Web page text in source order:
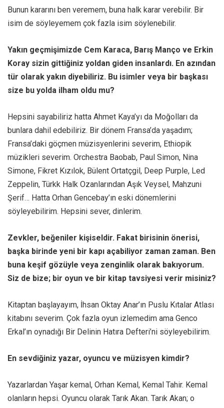
Bunun kararını ben veremem, buna halk karar verebilir. Bir
isim de söyleyemem çok fazla isim söylenebilir.
Yakın geçmişimizde Cem Karaca, Barış Manço ve Erkin
Koray sizin gittiğiniz yoldan giden insanlardı. En azından
tür olarak yakın diyebiliriz. Bu isimler veya bir başkası
size bu yolda ilham oldu mu?
Hepsini sayabiliriz hatta Ahmet Kaya’yı da Moğolları da
bunlara dahil edebiliriz. Bir dönem Fransa’da yaşadım;
Fransa’daki göçmen müzisyenlerini severim, Ethiopik
müzikleri severim. Orchestra Baobab, Paul Simon, Nina
Simone, Fikret Kızılok, Bülent Ortatçgil, Deep Purple, Led
Zeppelin, Türkk Halk Ozanlarından Aşık Veysel, Mahzuni
Şerif… Hatta Orhan Gencebay’ın eski dönemlerini
söyleyebilirim. Hepsini sever, dinlerim.
Zevkler, beğeniler kişiseldir. Fakat birisinin önerisi,
başka birinde yeni bir kapı açabiliyor zaman zaman. Ben
buna keşif gözüyle veya zenginlik olarak bakıyorum.
Siz de bize; bir oyun ve bir kitap tavsiyesi verir misiniz?
Kitaptan başlayayım, İhsan Oktay Anar’ın Puslu Kıtalar Atlası
kitabını severim. Çok fazla oyun izlemedim ama Genco
Erkal’ın oynadığı Bir Delinin Hatıra Defteri’ni söyleyebilirim.
En sevdiğiniz yazar, oyuncu ve müzisyen kimdir?
Yazarlardan Yaşar kemal, Orhan Kemal, Kemal Tahir. Kemal
olanların hepsi. Oyuncu olarak Tarık Akan. Tarık Akan; o